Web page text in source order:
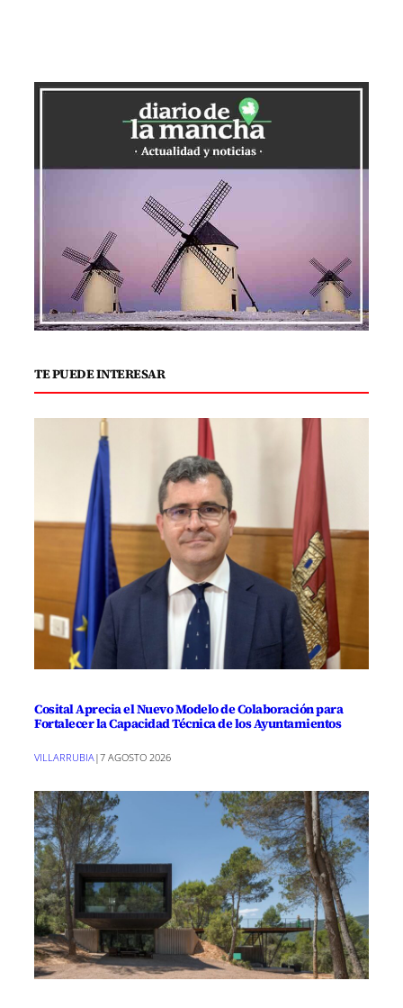
TE PUEDE INTERESAR
Cosital Aprecia el Nuevo Modelo de Colaboración para
Fortalecer la Capacidad Técnica de los Ayuntamientos
VILLARRUBIA|7 AGOSTO 2026